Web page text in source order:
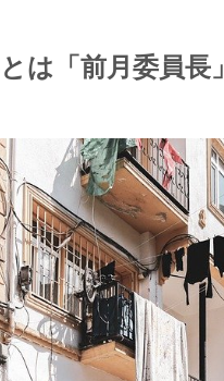
は「前月委員長」